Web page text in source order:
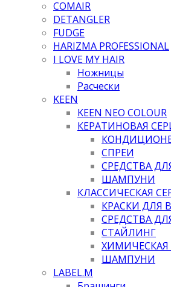
COMAIR
DETANGLER
FUDGE
HARIZMA PROFESSIONAL
I LOVE MY HAIR
Ножницы
Расчески
KEEN
KEEN NEO COLOUR
КЕРАТИНОВАЯ
СПРЕИ
СРЕДСТВА
ШАМПУНИ
КЛАССИЧЕСКАЯ
КРАСКИ ДЛЯ
СРЕДСТВА
СТАЙЛИНГ
ХИМИЧЕСКАЯ
ШАМПУНИ
LABEL.M